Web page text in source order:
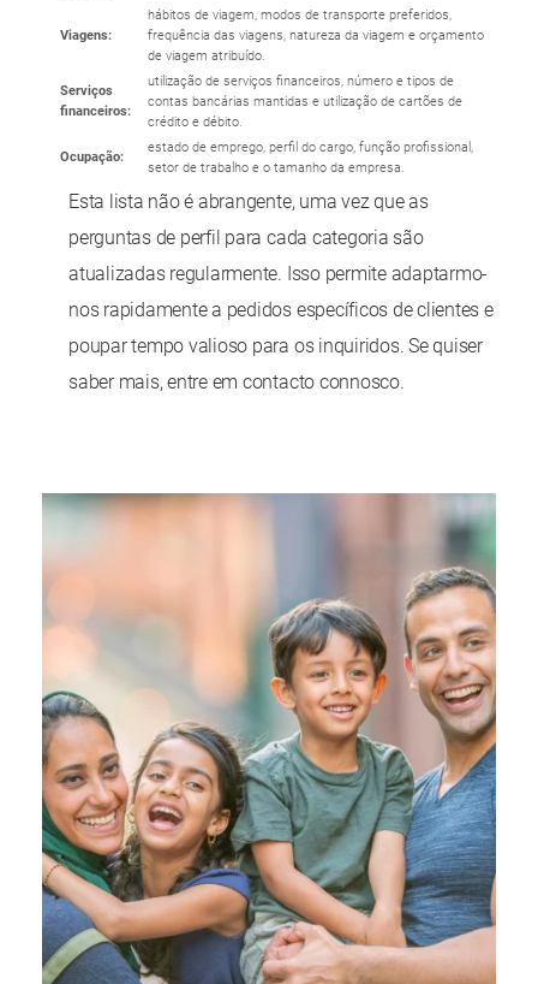
Viagens:
hábitos de viagem, modos de transporte preferidos,
frequência das viagens, natureza da viagem e orçamento
de viagem atribuído.
Serviços
financeiros:
utilização de serviços financeiros, número e tipos de
contas bancárias mantidas e utilização de cartões de
crédito e débito.
Ocupação:
estado de emprego, perfil do cargo, função profissional,
setor de trabalho e o tamanho da empresa.
Esta lista não é abrangente, uma vez que as
perguntas de perfil para cada categoria são
atualizadas regularmente. Isso permite adaptarmo-
nos rapidamente a pedidos específicos de clientes e
poupar tempo valioso para os inquiridos. Se quiser
saber mais, entre em contacto connosco.